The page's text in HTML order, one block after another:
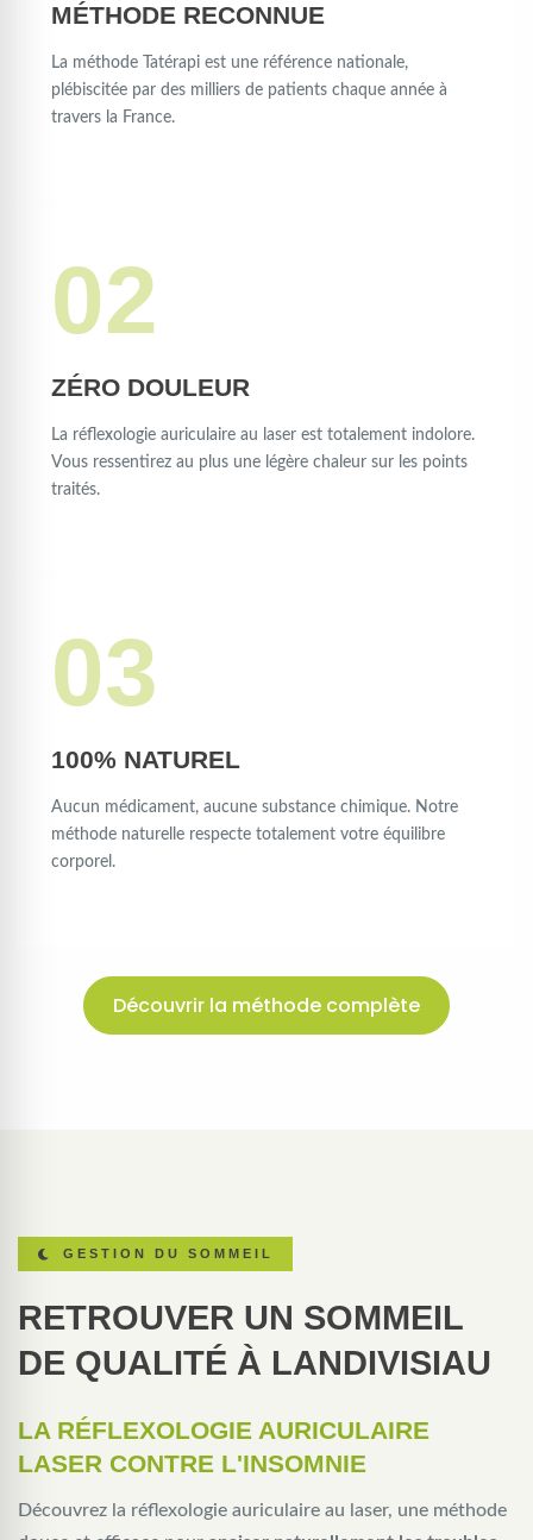
MÉTHODE RECONNUE
La méthode Tatérapi est une référence nationale,
plébiscitée par des milliers de patients chaque année à
travers la France.
02
ZÉRO DOULEUR
La réflexologie auriculaire au laser est totalement indolore.
Vous ressentirez au plus une légère chaleur sur les points
traités.
03
100% NATUREL
Aucun médicament, aucune substance chimique. Notre
méthode naturelle respecte totalement votre équilibre
corporel.
Découvrir la méthode complète
GESTION DU SOMMEIL
RETROUVER UN SOMMEIL
DE QUALITÉ À LANDIVISIAU
LA RÉFLEXOLOGIE AURICULAIRE
LASER CONTRE L'INSOMNIE
Découvrez la réflexologie auriculaire au laser, une méthode